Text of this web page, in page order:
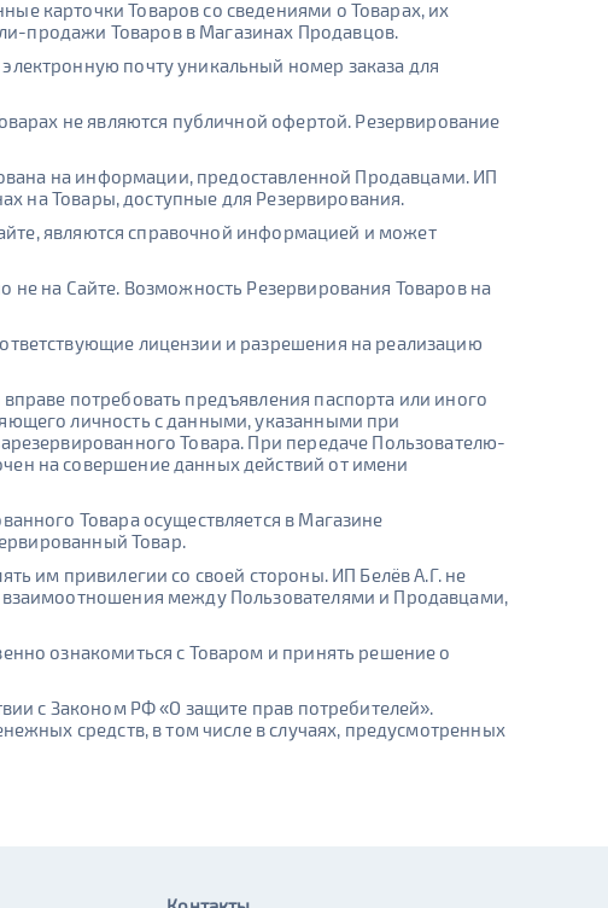
карточки Товаров со сведениями о Товарах, их
продажи Товаров в Магазинах Продавцов.
почту уникальный номер заказа для
не являются публичной офертой. Резервирование
на информации, предоставленной Продавцами. ИП
на Товары, доступные для Резервирования.
являются справочной информацией и может
на Сайте. Возможность Резервирования Товаров на
лицензии и разрешения на реализацию
потребовать предъявления паспорта или иного
личность с данными, указанными при
Товара. При передаче Пользователю-
на совершение данных действий от имени
Товара осуществляется в Магазине
Товар.
им привилегии со своей стороны. ИП Белёв А.Г. не
взаимоотношения между Пользователями и Продавцами,
ознакомиться с Товаром и принять решение о
с Законом РФ «О защите прав потребителей».
средств, в том числе в случаях, предусмотренных